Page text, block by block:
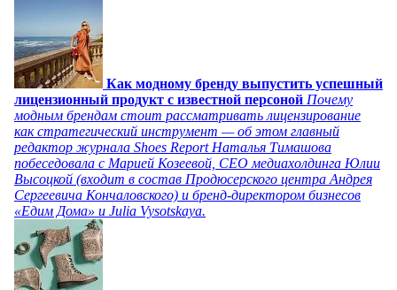
Как модному бренду выпустить успешный
лицензионный продукт с известной персоной Почему
модным брендам стоит рассматривать лицензирование
как стратегический инструмент — об этом главный
редактор журнала Shoes Report Наталья Тимашова
побеседовала с Марией Козеевой, СЕО медиахолдинга Юлии
Высоцкой (входит в состав Продюсерского центра Андрея
Сергеевича Кончаловского) и бренд-директором бизнесов
«Едим Дома» и Julia Vysotskaya.